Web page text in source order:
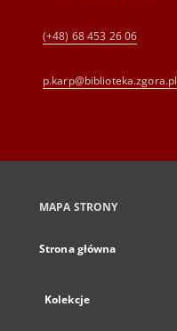
(+48) 68 453 26 06
p.karp@biblioteka.zgora.pl
MAPA STRONY
Strona główna
Kolekcje